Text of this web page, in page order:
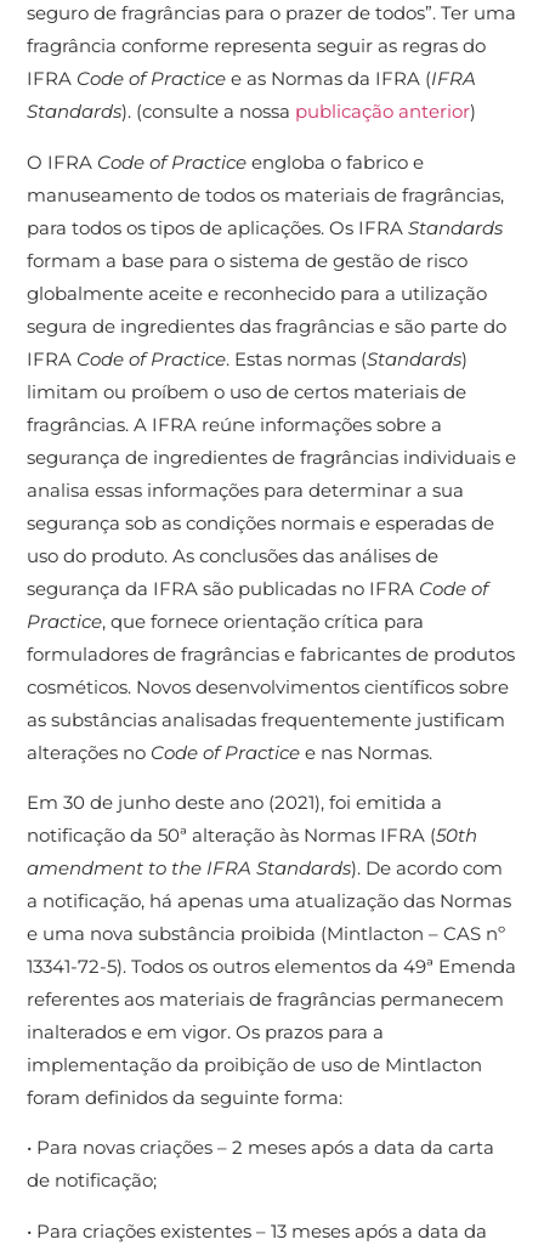
seguro de fragrâncias para o prazer de todos”. Ter uma
fragrância conforme representa seguir as regras do
IFRA Code of Practice e as Normas da IFRA (IFRA
Standards). (consulte a nossa publicação anterior)
O IFRA Code of Practice engloba o fabrico e
manuseamento de todos os materiais de fragrâncias,
para todos os tipos de aplicações. Os IFRAStandards
formam a base para o sistema de gestão de risco
globalmente aceite e reconhecido para a utilização
segura de ingredientes das fragrâncias e são parte do
IFRA Code of Practice. Estas normas (Standards)
limitam ou proíbem o uso de certos materiais de
fragrâncias. A IFRA reúne informações sobre a
segurança de ingredientes de fragrâncias individuais e
analisa essas informações para determinar a sua
segurança sob as condições normais e esperadas de
uso do produto. As conclusões das análises de
segurança da IFRA são publicadas no IFRA Code of
Practice, que fornece orientação crítica para
formuladores de fragrâncias e fabricantes de produtos
cosméticos. Novos desenvolvimentos científicos sobre
as substâncias analisadas frequentemente justificam
alterações no Code of Practice e nas Normas.
Em 30 de junho deste ano (2021), foi emitida a
notificação da 50ª alteração às Normas IFRA (50th
amendment to the IFRA Standards). De acordo com
a notificação, há apenas uma atualização das Normas
e uma nova substância proibida (Mintlacton – CAS nº
13341-72-5). Todos os outros elementos da 49ª Emenda
referentes aos materiais de fragrâncias permanecem
inalterados e em vigor. Os prazos para a
implementação da proibição de uso de Mintlacton
foram definidos da seguinte forma:
• Para novas criações – 2 meses após a data da carta
de notificação;
• Para criações existentes – 13 meses após a data da